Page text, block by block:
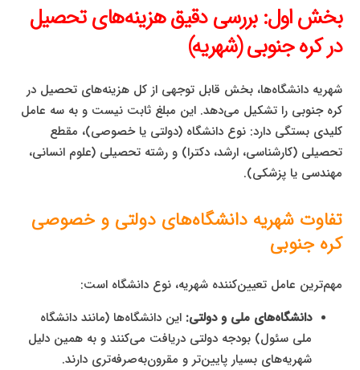
بخش اول: بررسی دقیق هزینه‌های تحصیل
در کره جنوبی (شهریه)
شهریه دانشگاه‌ها، بخش قابل توجهی از کل هزینه‌های تحصیل در
کره جنوبی را تشکیل می‌دهد. این مبلغ ثابت نیست و به سه عامل
کلیدی بستگی دارد: نوع دانشگاه (دولتی یا خصوصی)، مقطع
تحصیلی (کارشناسی، ارشد، دکترا) و رشته تحصیلی (علوم انسانی،
مهندسی یا پزشکی).
تفاوت شهریه دانشگاه‌های دولتی و خصوصی
کره جنوبی
مهم‌ترین عامل تعیین‌کننده شهریه، نوع دانشگاه است:
دانشگاه‌های ملی و دولتی: این دانشگاه‌ها (مانند دانشگاه
ملی سئول) بودجه دولتی دریافت می‌کنند و به همین دلیل
شهریه‌های بسیار پایین‌تر و مقرون‌به‌صرفه‌تری دارند.